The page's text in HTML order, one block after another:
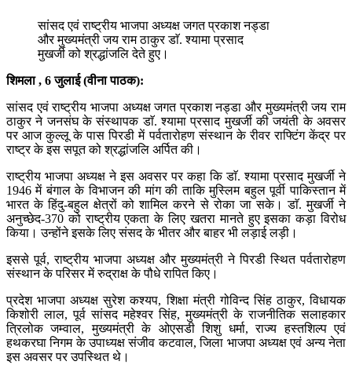
सांसद एवं राष्ट्रीय भाजपा अध्यक्ष जगत प्रकाश नड्डा
और मुख्यमंत्री जय राम ठाकुर डाॅ. श्यामा प्रसाद
मुखर्जी को श्रद्धांजलि देते हुए।
शिमला , 6 जुलाई (वीना पाठक):
सांसद एवं राष्ट्रीय भाजपा अध्यक्ष जगत प्रकाश नड्डा और मुख्यमंत्री जय राम
ठाकुर ने जनसंघ के संस्थापक डाॅ. श्यामा प्रसाद मुखर्जी की जयंती के अवसर
पर आज कुल्लू के पास पिरडी में पर्वतारोहण संस्थान के रीवर राफ्टिंग केंद्र पर
राष्ट्र के इस सपूत को श्रद्धांजलि अर्पित की।
राष्ट्रीय भाजपा अध्यक्ष ने इस अवसर पर कहा कि डाॅ. श्यामा प्रसाद मुखर्जी ने
1946 में बंगाल के विभाजन की मांग की ताकि मुस्लिम बहुल पूर्वी पाकिस्तान में
भारत के हिंदु-बहुल क्षेत्रों को शामिल करने से रोका जा सके। डाॅ. मुखर्जी ने
अनुच्छेद-370 को राष्ट्रीय एकता के लिए खतरा मानते हुए इसका कड़ा विरोध
किया। उन्होंने इसके लिए संसद के भीतर और बाहर भी लड़ाई लड़ी।
इससे पूर्व, राष्ट्रीय भाजपा अध्यक्ष और मुख्यमंत्री ने पिरडी स्थित पर्वतारोहण
संस्थान के परिसर में रुद्राक्ष के पौधे रापित किए।
प्रदेश भाजपा अध्यक्ष सुरेश कश्यप, शिक्षा मंत्री गोविन्द सिंह ठाकुर, विधायक
किशोरी लाल, पूर्व सांसद महेश्वर सिंह, मुख्यमंत्री के राजनीतिक सलाहकार
त्रिलोक जम्वाल, मुख्यमंत्री के ओएसडी शिशु धर्मा, राज्य हस्तशिल्प एवं
हथकरघा निगम के उपाध्यक्ष संजीव कटवाल, जिला भाजपा अध्यक्ष एवं अन्य नेता
इस अवसर पर उपस्थित थे।